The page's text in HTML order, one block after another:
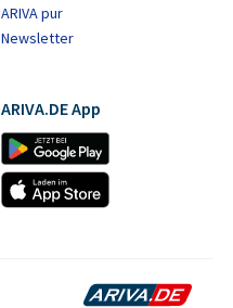
ARIVA pur
Newsletter
ARIVA.DE App